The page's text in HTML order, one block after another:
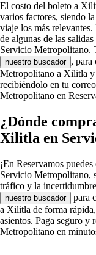
El costo del boleto a
varios factores, siendo
viaje los más
de algunas de las
Servicio Metropolitano.
nuestro buscador , para
Metropolitano a Xilitla y
recibiéndolo en tu
Metropolitano en
¿Dónde
Xilitla en
¡En Reservamos
Servicio Metropolitano,
tráfico y la
nuestro buscador
para
a Xilitla de forma
asientos. Paga seguro
Metropolitano en